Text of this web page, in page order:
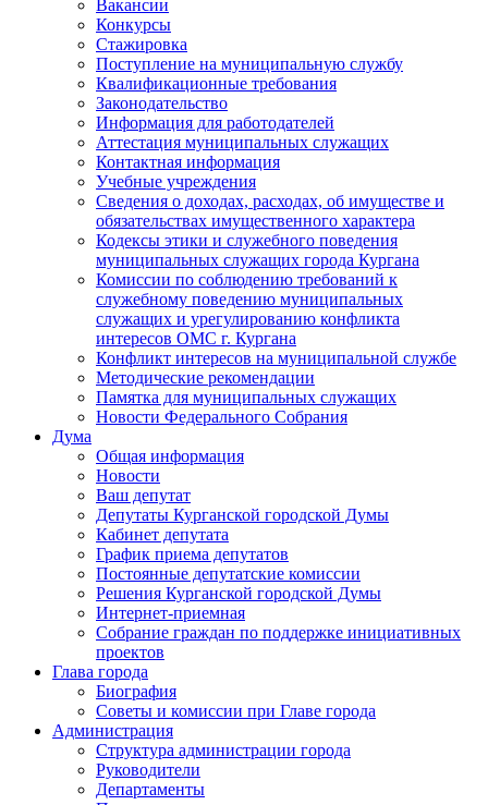
Вакансии
Конкурсы
Стажировка
Поступление на муниципальную службу
Квалификационные требования
Законодательство
Информация для работодателей
Аттестация муниципальных служащих
Контактная информация
Учебные учреждения
Сведения о доходах, расходах, об имуществе и
обязательствах имущественного характера
Кодексы этики и служебного поведения
муниципальных служащих города Кургана
Комиссии по соблюдению требований к
служебному поведению муниципальных
служащих и урегулированию конфликта
интересов ОМС г. Кургана
Конфликт интересов на муниципальной службе
Методические рекомендации
Памятка для муниципальных служащих
Новости Федерального Cобрания
Дума
Общая информация
Новости
Ваш депутат
Депутаты Курганской городской Думы
Кабинет депутата
График приема депутатов
Постоянные депутатские комиссии
Решения Курганской городской Думы
Интернет-приемная
Собрание граждан по поддержке инициативных
проектов
Глава города
Биография
Советы и комиссии при Главе города
Администрация
Структура администрации города
Руководители
Департаменты